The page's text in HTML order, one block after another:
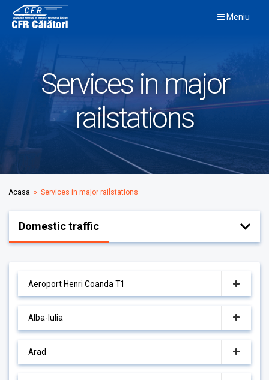
content
Meniu
Services in major
railstations
Acasa » Services in major railstations
Domestic traffic
Aeroport Henri Coanda T1
Alba-Iulia
Arad